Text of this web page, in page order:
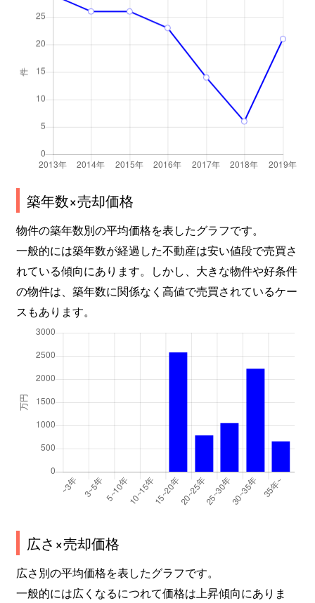
築年数×売却価格
物件の築年数別の平均価格を表したグラフです。
一般的には築年数が経過した不動産は安い値段で売買さ
れている傾向にあります。しかし、大きな物件や好条件
の物件は、築年数に関係なく高値で売買されているケー
スもあります。
広さ×売却価格
広さ別の平均価格を表したグラフです。
一般的には広くなるにつれて価格は上昇傾向にありま